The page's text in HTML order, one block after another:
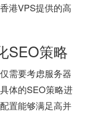
港VPS提供的高
SEO策略
需要考虑服务器
体的SEO策略进
置能够满足高并